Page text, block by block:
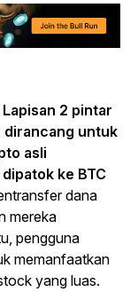
Lapisan 2 pintar
dirancang untuk
asli
ke BTC
dana
mereka
pengguna
memanfaatkan
yang luas.